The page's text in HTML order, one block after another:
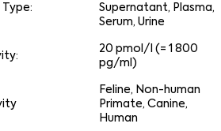
Type:
Supernatant, Plasma,
Serum, Urine
20 pmol/l (= 1 800
pg/ml)
Feline, Non-human
Primate, Canine,
Human